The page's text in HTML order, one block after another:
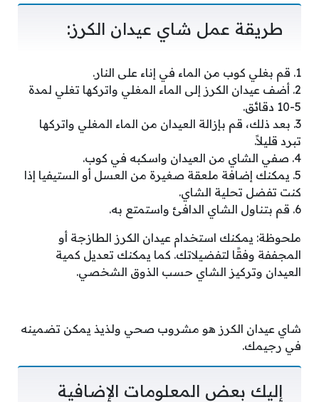
طريقة عمل شاي عيدان الكرز:
1. قم بغلي كوب من الماء في إناء على النار.
2. أضف عيدان الكرز إلى الماء المغلي واتركها تغلي لمدة
5-10 دقائق.
3. بعد ذلك، قم بإزالة العيدان من الماء المغلي واتركها
تبرد قليلاً.
4. صفي الشاي من العيدان واسكبه في كوب.
5. يمكنك إضافة ملعقة صغيرة من العسل أو الستيفيا إذا
كنت تفضل تحلية الشاي.
6. قم بتناول الشاي الدافئ واستمتع به.
ملحوظة: يمكنك استخدام عيدان الكرز الطازجة أو
المجففة وفقًا لتفضيلاتك. كما يمكنك تعديل كمية
العيدان وتركيز الشاي حسب الذوق الشخصي.
شاي عيدان الكرز هو مشروب صحي ولذيذ يمكن تضمينه
في رجيمك.
إليك بعض المعلومات الإضافية